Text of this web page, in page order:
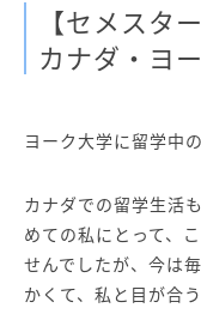
【セメスタ
カナダ・ヨ
ヨーク大学に留学中
カナダでの留学生活
めての私にとって、
せんでしたが、今は
かくて、私と目が合